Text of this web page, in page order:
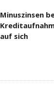
Minuszinsen
auf sich